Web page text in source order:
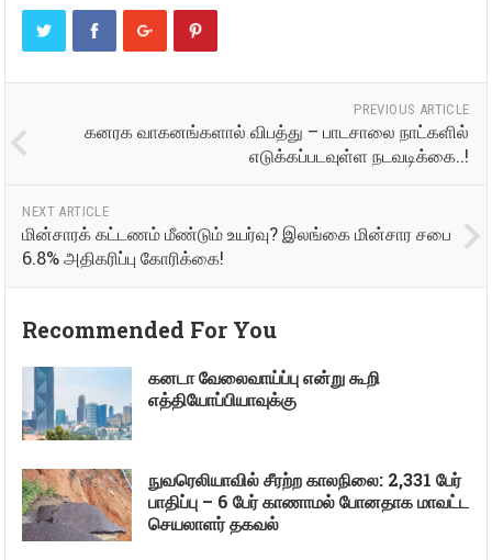
PREVIOUS ARTICLE
கனரக வாகனங்களால் விபத்து – பாடசாலை நாட்களில்
எடுக்கப்படவுள்ள நடவடிக்கை..!
NEXT ARTICLE
மின்சாரக் கட்டணம் மீண்டும் உயர்வு? இலங்கை மின்சார சபை
6.8% அதிகரிப்பு கோரிக்கை!
Recommended For You
கனடா வேலைவாய்ப்பு என்று கூறி
எத்தியோப்பியாவுக்கு
நுவரெலியாவில் சீரற்ற காலநிலை: 2,331 பேர்
பாதிப்பு – 6 பேர் காணாமல் போனதாக மாவட்ட
செயலாளர் தகவல்